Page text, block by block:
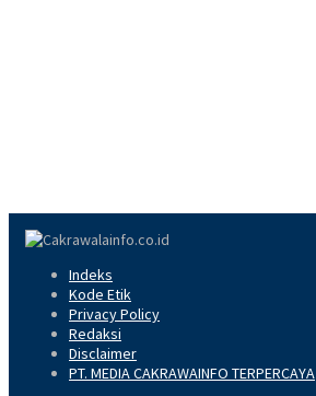
Indeks
Kode Etik
Privacy Policy
Redaksi
Disclaimer
PT. MEDIA CAKRAWAINFO TERPERCAYA